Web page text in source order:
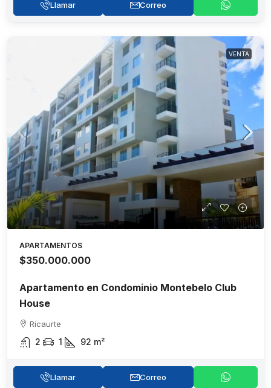
Llamar Correo
VENTA
APARTAMENTOS
$350.000.000
Apartamento en Condominio Montebelo Club
House
Ricaurte
2 1 92 m²
Llamar Correo